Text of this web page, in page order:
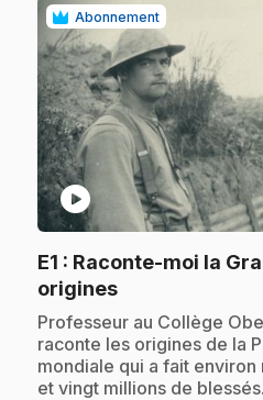
Abonnement
play_circle
E1 : Raconte-moi la
origines.
.Professeur au Collège
raconte les origines de la
mondiale qui a fait
et vingt millions de blessés.